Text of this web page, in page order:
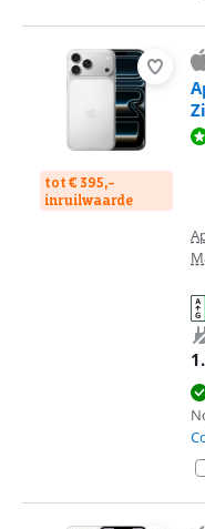
tot € 395,-
inruilwaarde
Beoordeling is 9,1 van de